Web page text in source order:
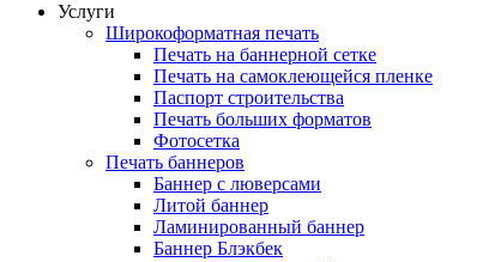
Услуги
Широкоформатная печать
Печать на баннерной сетке
Печать на самоклеющейся пленке
Паспорт строительства
Печать больших форматов
Фотосетка
Печать баннеров
Баннер с люверсами
Литой баннер
Ламинированный баннер
Баннер Блэкбек